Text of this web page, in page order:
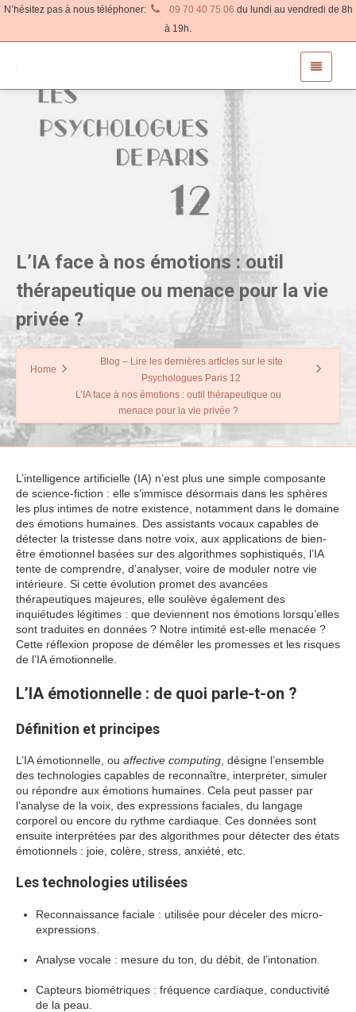
N’hésitez pas à nous téléphoner: 09 70 40 75 06 du lundi au vendredi de 8h
à 19h.
L’IA face à nos émotions : outil
thérapeutique ou menace pour la vie
privée ?
Home
Blog – Lire les dernières articles sur le site
Psychologues Paris 12
L’IA face à nos émotions : outil thérapeutique ou
menace pour la vie privée ?
L’intelligence artificielle (IA) n’est plus une simple composante
de science-fiction : elle s’immisce désormais dans les sphères
les plus intimes de notre existence, notamment dans le domaine
des émotions humaines. Des assistants vocaux capables de
détecter la tristesse dans notre voix, aux applications de bien-
être émotionnel basées sur des algorithmes sophistiqués, l’IA
tente de comprendre, d’analyser, voire de moduler notre vie
intérieure. Si cette évolution promet des avancées
thérapeutiques majeures, elle soulève également des
inquiétudes légitimes : que deviennent nos émotions lorsqu’elles
sont traduites en données ? Notre intimité est-elle menacée ?
Cette réflexion propose de démêler les promesses et les risques
de l’IA émotionnelle.
L’IA émotionnelle : de quoi parle-t-on ?
Définition et principes
L’IA émotionnelle, ou affective computing , désigne l’ensemble
des technologies capables de reconnaître, interpréter, simuler
ou répondre aux émotions humaines. Cela peut passer par
l’analyse de la voix, des expressions faciales, du langage
corporel ou encore du rythme cardiaque. Ces données sont
ensuite interprétées par des algorithmes pour détecter des états
émotionnels : joie, colère, stress, anxiété, etc.
Les technologies utilisées
Reconnaissance faciale : utilisée pour déceler des micro-
expressions.
Analyse vocale : mesure du ton, du débit, de l’intonation.
Capteurs biométriques : fréquence cardiaque, conductivité
de la peau.